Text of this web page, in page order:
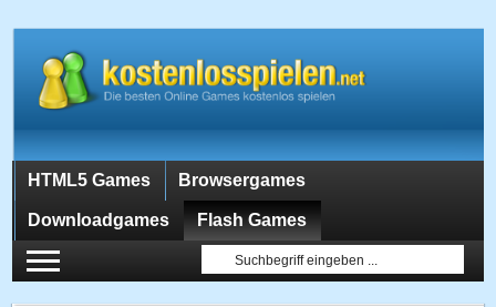
HTML5 Games Browsergames
Downloadgames Flash Games